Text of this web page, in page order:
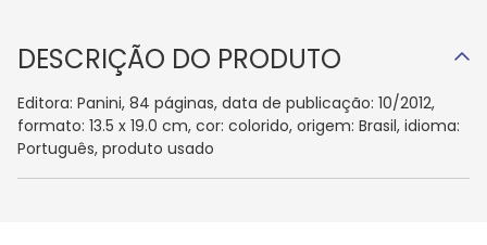
DESCRIÇÃO DO PRODUTO
Editora: Panini, 84 páginas, data de publicação: 10/2012,
formato: 13.5 x 19.0 cm, cor: colorido, origem: Brasil, idioma:
Português, produto usado